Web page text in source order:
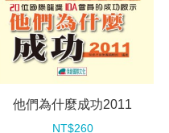
他們為什麼成功2011
NT$260